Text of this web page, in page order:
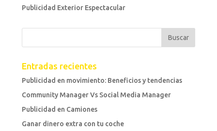
Publicidad Exterior Espectacular
Entradas recientes
Publicidad en movimiento: Beneficios y tendencias
Community Manager Vs Social Media Manager
Publicidad en Camiones
Ganar dinero extra con tu coche